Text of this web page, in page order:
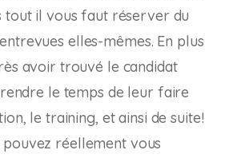
tout il vous faut réserver du
elles-mêmes. En plus
avoir trouvé le candidat
le temps de leur faire
le training, et ainsi de suite!
pouvez réellement vous